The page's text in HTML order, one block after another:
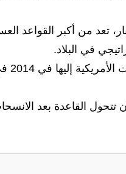
تعد من أكبر القواعد
تتحول القاعدة بعد